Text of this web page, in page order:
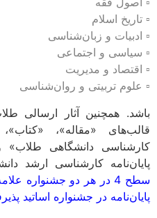
▫️ تاریخ اسلام
▫️ ادبیات و زبان‌شناسی
▫️ سیاسی و اجتماعی
▫️ اقتصاد و مدیریت
▫️ علوم تربیتی و روان‌شناسی
باشد. همچنین آثار ارسالی
قالب‌های «مقاله»، «کتاب»،
کارشناسی دانشگاهی
پایان‌نامه کارشناسی ارشد
سطح 4 در هر دو جشنواره
پایان‌نامه در جشنواره اساتید